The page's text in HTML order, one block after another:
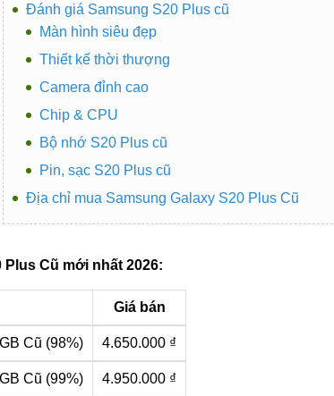
Đánh giá Samsung S20 Plus cũ
Màn hình siêu đẹp
Thiết kế thời thượng
Camera đỉnh cao
Chip & CPU
Bộ nhớ S20 Plus cũ
Pin, sạc S20 Plus cũ
Địa chỉ mua Samsung Galaxy S20 Plus Cũ
Plus Cũ mới nhất 2026:
Giá bán
Cũ (98%) 4.650.000 ₫
Cũ (99%) 4.950.000 ₫